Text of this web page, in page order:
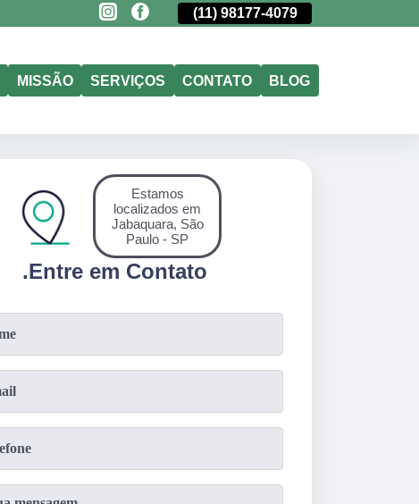
5011-6635 (11) 98177-4079
MISSÃO SERVIÇOS CONTATO BLOG
.Entre em Contato
Estamos
localizados em
Jabaquara, São
Paulo - SP